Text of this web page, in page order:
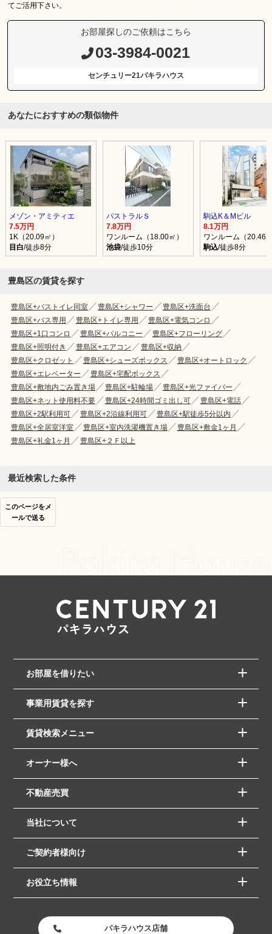
てご活用下さい。
お部屋探しのご依頼はこちら
03-3984-0021
センチュリー21パキラハウス
あなたにおすすめの類似物件
メゾン・アミティエ
7.5万円
1K（20.09㎡）
目白/徒歩8分
パストラルＳ
7.8万円
ワンルーム（18.00㎡）
池袋/徒歩10分
駒込K＆Mビル
8.1万円
ワンルーム（20.46
駒込/徒歩8分
豊島区の賃貸を探す
豊島区+バストイレ同室 豊島区+シャワー
豊島区+洗面台
豊島区+バス専用
豊島区+トイレ専用
豊島区+電気コンロ
豊島区+1口コンロ
豊島区+バルコニー
豊島区+フローリング
豊島区+照明付き
豊島区+エアコン
豊島区+収納
豊島区+クロゼット
豊島区+シューズボックス
豊島区+オートロック
豊島区+エレベーター
豊島区+宅配ボックス
豊島区+敷地内ごみ置き場
豊島区+駐輪場
豊島区+光ファイバー
豊島区+ネット使用料不要
豊島区+24時間ゴミ出し可
豊島区+電話
豊島区+2駅利用可
豊島区+2沿線利用可
豊島区+駅徒歩5分以内
豊島区+全居室洋室
豊島区+室内洗濯機置き場
豊島区+敷金1ヶ月
豊島区+礼金1ヶ月
豊島区+２Ｆ以上
最近検索した条件
このページをメ
ールで送る
お部屋を借りたい
事業用賃貸を探す
賃貸検索メニュー
オーナー様へ
不動産売買
当社について
ご契約者様向け
お役立ち情報
パキラハウス店舗